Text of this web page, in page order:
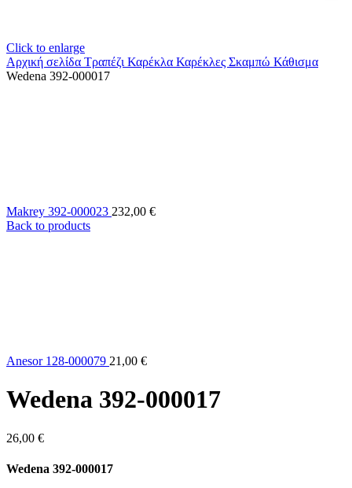
Click to enlarge
Αρχική σελίδα Τραπέζι Καρέκλα Καρέκλες Σκαμπώ Κάθισμα
Wedena 392-000017
Makrey 392-000023 232,00 €
Back to products
Anesor 128-000079 21,00 €
Wedena 392-000017
26,00 €
Wedena 392-000017